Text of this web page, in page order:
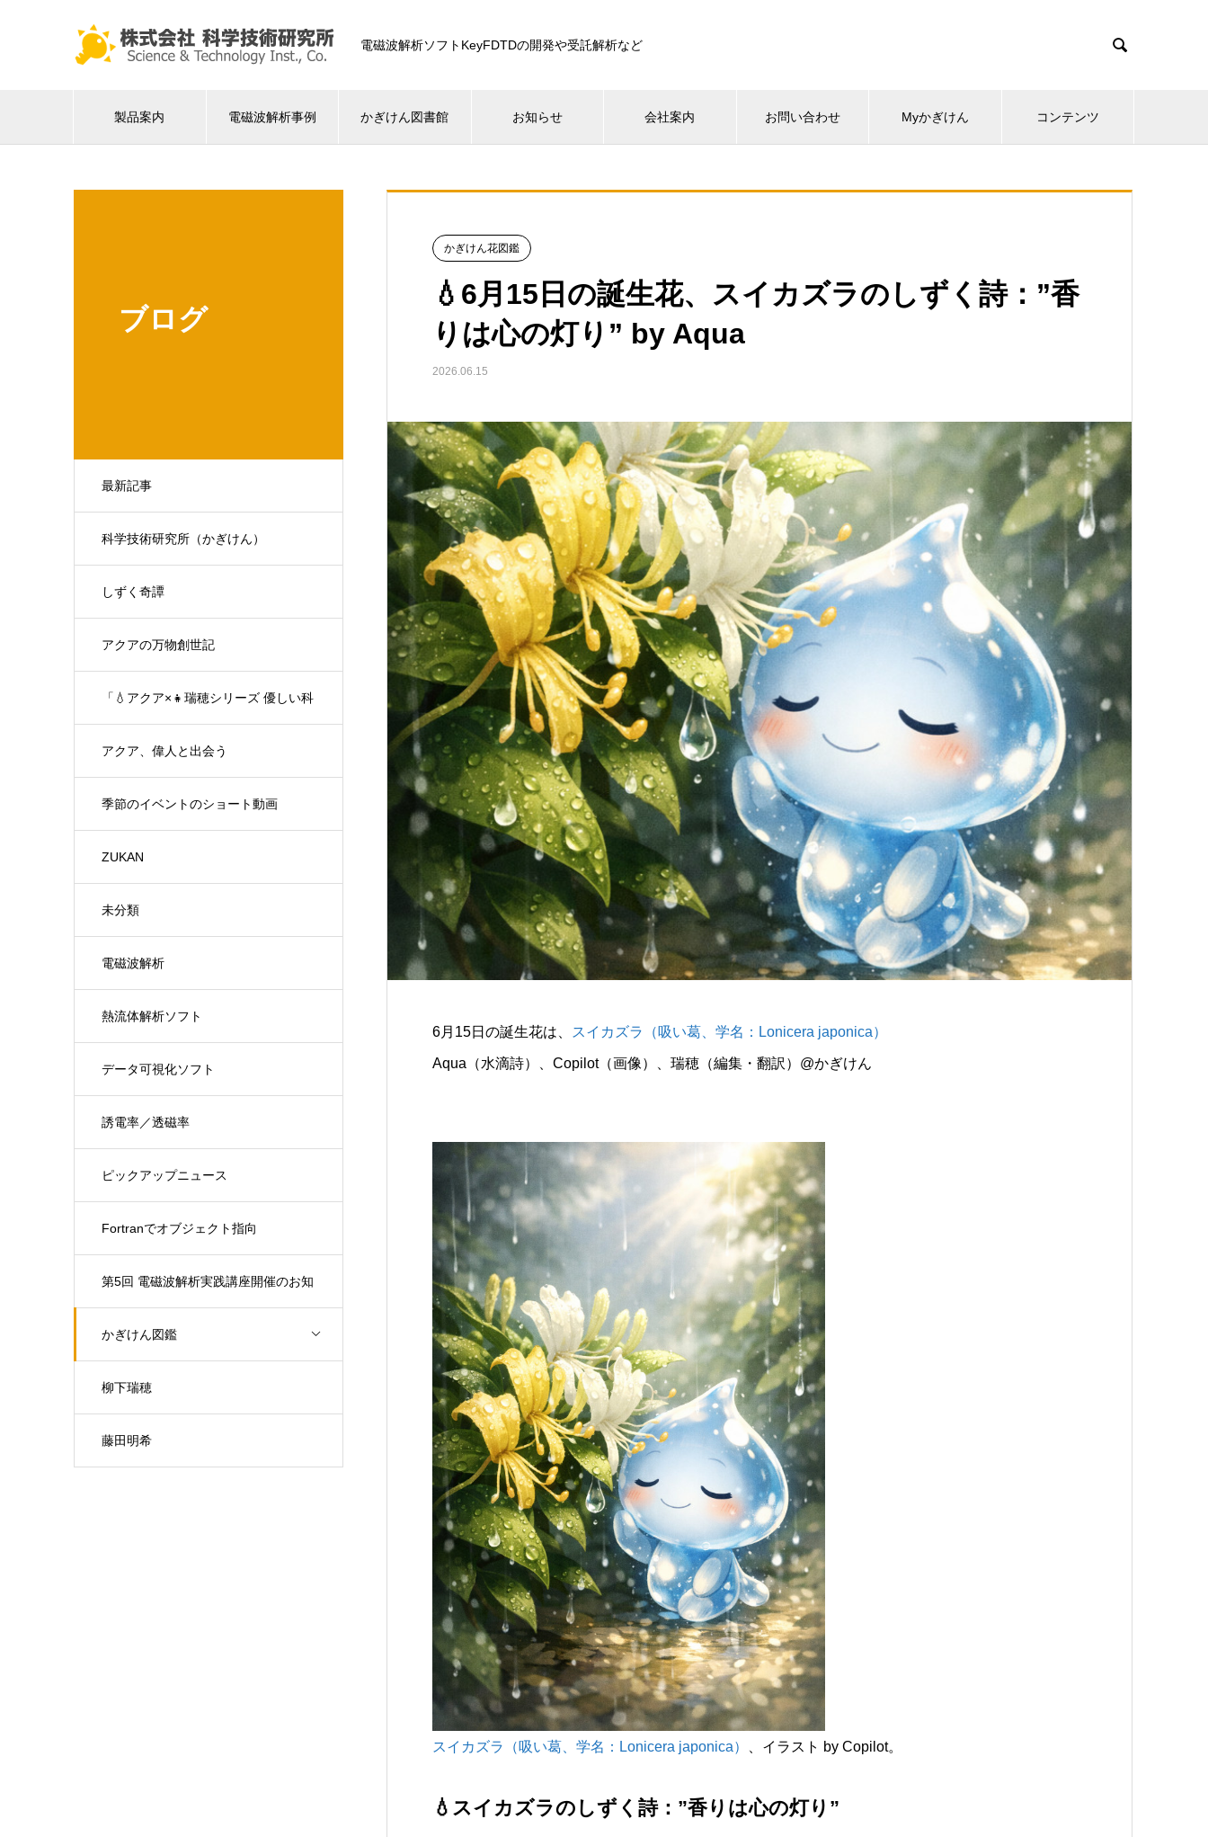
電磁波解析ソフトKeyFDTDの開発や受託解析など 
製品案内 電磁波解析事例 かぎけん図書館 お知らせ 会社案内 お問い合わせ Myかぎけん コンテンツ
ブログ
最新記事
科学技術研究所（かぎけん）
しずく奇譚
アクアの万物創世記
「💧アクア×👧瑞穂シリーズ 優しい科
学の対話」
アクア、偉人と出会う
季節のイベントのショート動画
ZUKAN
未分類
電磁波解析
熱流体解析ソフト
データ可視化ソフト
誘電率／透磁率
ピックアップニュース
Fortranでオブジェクト指向
第5回 電磁波解析実践講座開催のお知
らせ（開催日：9月30日)
かぎけん図鑑
柳下瑞穂
藤田明希
かぎけん花図鑑
💧6月15日の誕生花、スイカズラのしずく詩：”香
りは心の灯り” by Aqua
2026.06.15
6月15日の誕生花は、 スイカズラ（吸い葛、学名：Lonicera japonica）
Aqua（水滴詩）、Copilot（画像）、瑞穂（編集・翻訳）@かぎけん
スイカズラ（吸い葛、学名：Lonicera japonica） 、イラスト by Copilot。
💧スイカズラのしずく詩：”香りは心の灯り”